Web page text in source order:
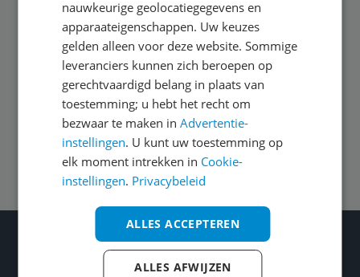
Algemeen
Zakelijk
Volg ons op
Wat je ook kiest: Blijf kieskeurig
Gecontroleerde reviews
nauwkeurige geolocatiegegevens en
apparaateigenschappen. Uw keuzes
gelden alleen voor deze website. Sommige
leveranciers kunnen zich beroepen op
gerechtvaardigd belang in plaats van
toestemming; u hebt het recht om
bezwaar te maken inAdvertentie-
instellingen. U kunt uw toestemming op
elk moment intrekken in Cookie-
instellingen. Privacybeleid
ALLES ACCEPTEREN
ALLES AFWIJZEN